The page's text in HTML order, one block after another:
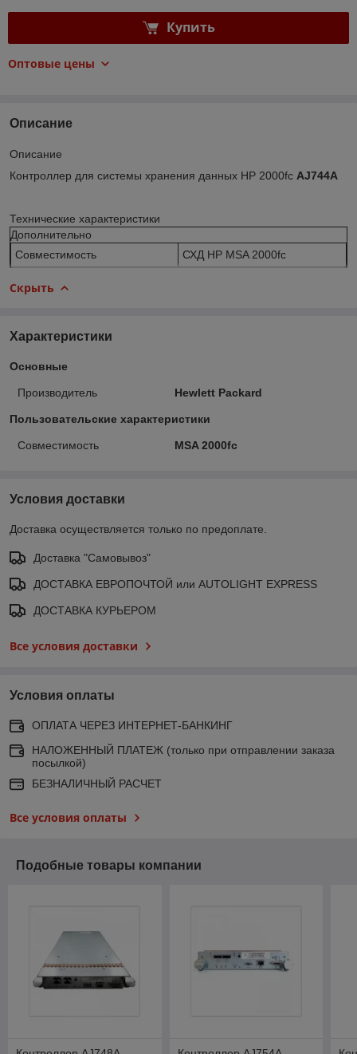
Купить
Оптовые цены
Описание
Описание
Контроллер для системы хранения данных HP 2000fc AJ744A
Технические характеристики
Дополнительно
Совместимость
СХД HP MSA 2000fc
Скрыть
Характеристики
Основные
Производитель Hewlett Packard
Пользовательские характеристики
Совместимость MSA 2000fc
Условия доставки
Доставка осуществляется только по предоплате.
Доставка "Самовывоз"
ДОСТАВКА ЕВРОПОЧТОЙ или AUTOLIGHT EXPRESS
ДОСТАВКА КУРЬЕРОМ
Все условия доставки
Условия оплаты
ОПЛАТА ЧЕРЕЗ ИНТЕРНЕТ-БАНКИНГ
НАЛОЖЕННЫЙ ПЛАТЕЖ (только при отправлении заказа
посылкой)
БЕЗНАЛИЧНЫЙ РАСЧЕТ
Все условия оплаты
Подобные товары компании